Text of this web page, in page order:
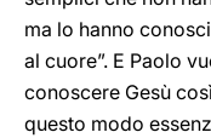
ma lo hanno
al cuore”. E Paolo
conoscere Gesù
questo modo